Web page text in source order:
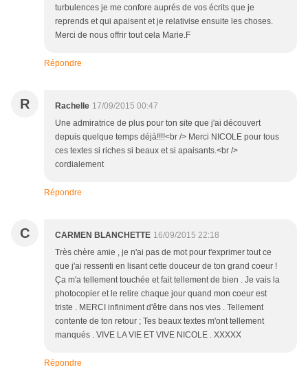
turbulences je me confore auprés de vos écrits que je
reprends et qui apaisent et je relativise ensuite les choses.
Merci de nous offrir tout cela Marie.F
Répondre
R Rachelle 17/09/2015 00:47
Une admiratrice de plus pour ton site que j'ai découvert
depuis quelque temps déjà!!!!<br /> Merci NICOLE pour tous
ces textes si riches si beaux et si apaisants.<br />
cordialement
Répondre
C CARMEN BLANCHETTE 16/09/2015 22:18
Très chère amie , je n'ai pas de mot pour t'exprimer tout ce
que j'ai ressenti en lisant cette douceur de ton grand coeur !
Ça m'a tellement touchée et fait tellement de bien . Je vais la
photocopier et le relire chaque jour quand mon coeur est
triste . MERCI infiniment d'être dans nos vies . Tellement
contente de ton retour ; Tes beaux textes m'ont tellement
manqués . VIVE LA VIE ET VIVE NICOLE . XXXXX
Répondre